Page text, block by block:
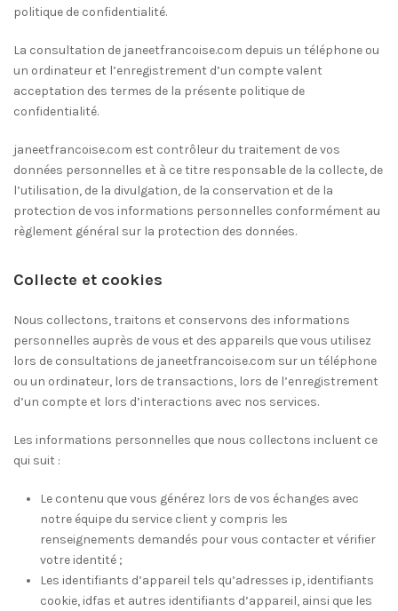
politique de confidentialité.
La consultation de janeetfrancoise.com depuis un téléphone ou
un ordinateur et l’enregistrement d’un compte valent
acceptation des termes de la présente politique de
confidentialité.
janeetfrancoise.com est contrôleur du traitement de vos
données personnelles et à ce titre responsable de la collecte, de
l’utilisation, de la divulgation, de la conservation et de la
protection de vos informations personnelles conformément au
règlement général sur la protection des données.
Collecte et cookies
Nous collectons, traitons et conservons des informations
personnelles auprès de vous et des appareils que vous utilisez
lors de consultations de janeetfrancoise.com sur un téléphone
ou un ordinateur, lors de transactions, lors de l’enregistrement
d’un compte et lors d’interactions avec nos services.
Les informations personnelles que nous collectons incluent ce
qui suit :
Le contenu que vous générez lors de vos échanges avec
notre équipe du service client y compris les
renseignements demandés pour vous contacter et vérifier
votre identité ;
Les identifiants d’appareil tels qu’adresses ip, identifiants
cookie, idfas et autres identifiants d’appareil, ainsi que les